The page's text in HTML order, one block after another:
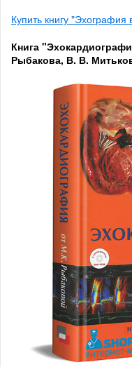
Купить книгу
Книга
Рыбакова, В. В.